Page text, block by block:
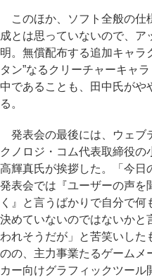
このほか、ソフト全般の仕
成とは思っていないので、ア
明。無償配布する追加キャラ
タン”なるクリーチャーキャ
中であることも、田中氏がや
る。
発表会の最後には、ウェブ
クノロジ・コム代表取締役の
高輝真氏が挨拶した。「今日
発表会では『ユーザーの声を
く』と言うばかりで自分で何
決めていないのではないかと
われそうだが」と苦笑いした
のの、主力事業たるゲームメ
カー向けグラフィックツー